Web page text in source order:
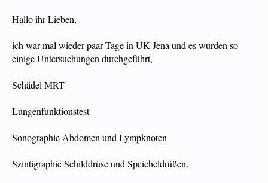
Hallo ihr Lieben,
ich war mal wieder paar Tage in UK-Jena und es wurden so
einige Untersuchungen durchgeführt,
Schädel MRT
Lungenfunktionstest
Sonographie Abdomen und Lympknoten
Szintigraphie Schilddrüse und Speicheldrüßen.